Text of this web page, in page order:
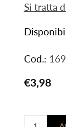
Si tratta
Cod.:
€3,98